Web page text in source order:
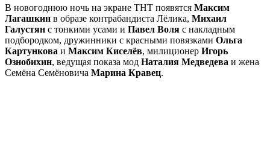
В новогоднюю ночь на экране ТНТ появятся Максим
Лагашкин в образе контрабандиста Лёлика, Михаил
Галустян с тонкими усами и Павел Воля с накладным
подбородком, дружинники с красными повязками Ольга
Картункова и Максим Киселёв, милиционер Игорь
Ознобихин, ведущая показа мод Наталия Медведева и жена
Семёна Семёновича Марина Кравец.